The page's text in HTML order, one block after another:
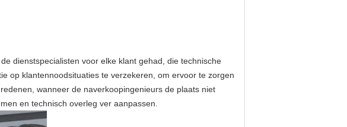
dienstspecialisten voor elke klant gehad, die technische
op klantennoodsituaties te verzekeren, om ervoor te zorgen
wanneer de naverkoopingenieurs de plaats niet
en technisch overleg ver aanpassen.